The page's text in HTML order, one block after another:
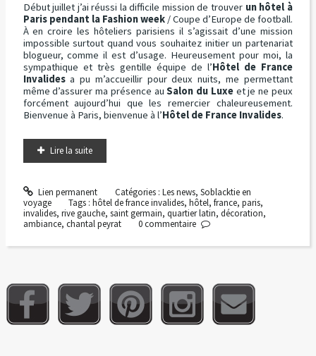
Début juillet j’ai réussi la difficile mission de trouver un hôtel à
Paris pendant la Fashion week/ Coupe d’Europe de football.
À en croire les hôteliers parisiens il s’agissait d’une mission
impossible surtout quand vous souhaitez initier un partenariat
blogueur, comme il est d’usage. Heureusement pour moi, la
sympathique et très gentille équipe de l’Hôtel de France
Invalidesa pu m’accueillir pour deux nuits, me permettant
même d’assurer ma présence auSalon du Luxeet je ne peux
forcément aujourd’hui que les remercier chaleureusement.
Bienvenue à Paris, bienvenue à l’Hôtel de France Invalides.
Lire la suite
Lien permanent Catégories : Les news, Soblacktie en
voyage
Tags :hôtel de france invalides,hôtel,france,paris,
invalides, rive gauche, saint germain, quartier latin, décoration,
ambiance, chantal peyrat 0commentaire